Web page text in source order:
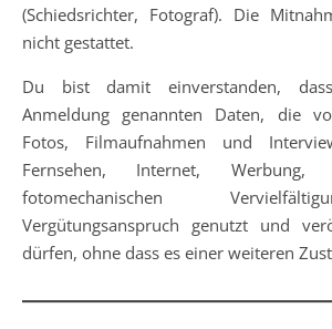
(Schiedsrichter, Fotograf). Die
nicht gestattet.
Du bist damit einverstanden,
Anmeldung genannten Daten, die
Fotos, Filmaufnahmen und
Fernsehen, Internet, Werbung,
fotomechanischen
Vergütungsanspruch genutzt und
dürfen, ohne dass es einer weiteren